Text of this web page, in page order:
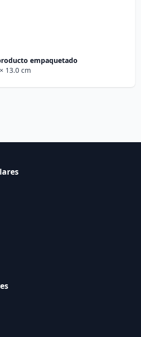
empaquetado
× 13.0 cm